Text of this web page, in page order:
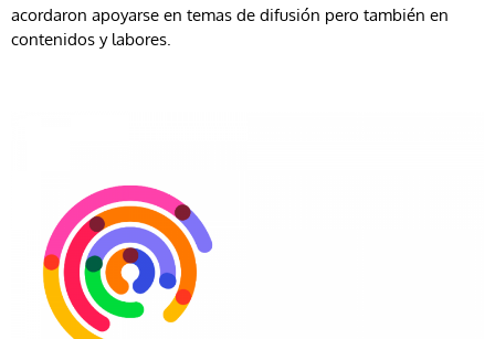
acordaron apoyarse en temas de difusión pero también en
contenidos y labores.